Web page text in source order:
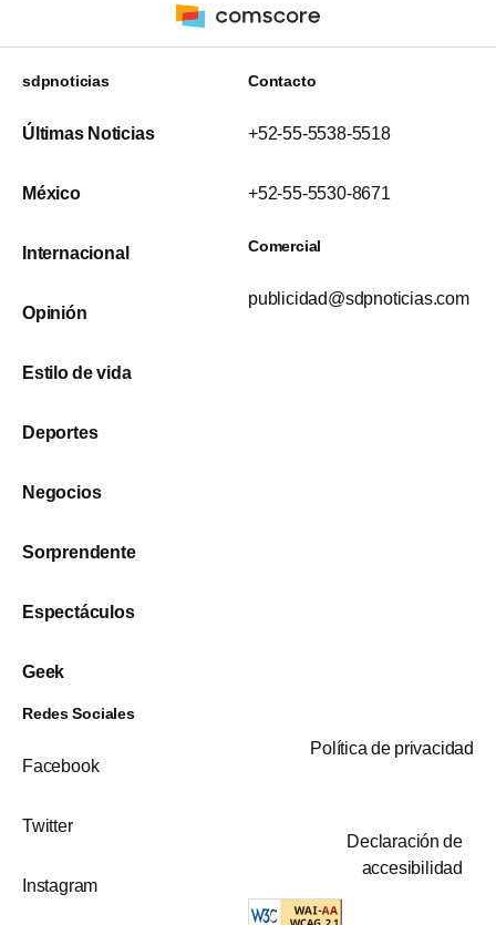
sdpnoticias
Últimas Noticias
México
Internacional
Opinión
Estilo de vida
Deportes
Negocios
Sorprendente
Espectáculos
Geek
Contacto
+52-55-5538-5518
+52-55-5530-8671
Comercial
publicidad@sdpnoticias.com
Redes Sociales
Facebook
Twitter
Instagram
Política de privacidad
Declaración de
accesibilidad